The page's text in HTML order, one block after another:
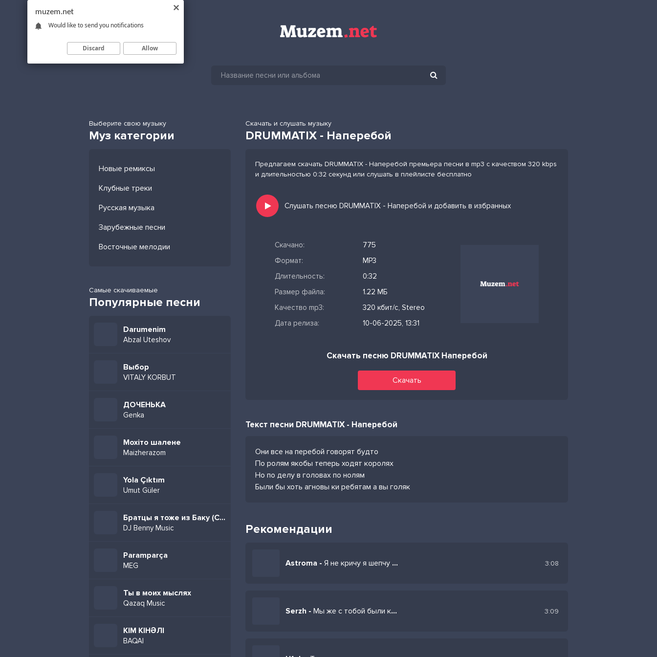
Выберите свою музыку
Муз категории
Новые ремиксы
Клубные треки
Русская музыка
Зарубежные песни
Восточные мелодии
Самые скачиваемые
Популярные песни
Darumenim
Abzal Uteshov
Выбор
VITALY KORBUT
ДОЧЕНЬКА
Genka
Мохіто шалене
Maizherazom
Yola Çıktım
Umut Güler
Братцы я тоже из Баку (Cover)
DJ Benny Music
Paramparça
MEG
Ты в моих мыслях
Qazaq Music
КІМ КІНӘЛІ
BAQAI
Скачать и слушать музыку
DRUMMATIX - Наперебой
Предлагаем скачать DRUMMATIX - Наперебой премьера песни в mp3 с качеством 320 kbps
и длительностью 0:32 секунд или слушать в плейлисте бесплатно
Слушать песню DRUMMATIX - Наперебой и добавить в избранных
Скачано:
775
Формат:
MP3
Длительность:
0:32
Размер файла:
1.22 МБ
Качество mp3:
320 кбит/с, Stereo
Дата релиза:
10-06-2025, 13:31
Скачать песню DRUMMATIX Наперебой
Скачать
Текст песни DRUMMATIX - Наперебой
Они все на перебой говорят будто
По ролям якобы теперь ходят королях
Но по делу в головах по нолям
Были бы хоть агновы ки ребятам а вы голяк
Рекомендации
Astroma - Я не кричу я шепчу по делу 3:08
Serzh - Мы же с тобой были как будто близнецы 3:09
muzem.net
Would like to send you notifications
Discard Allow